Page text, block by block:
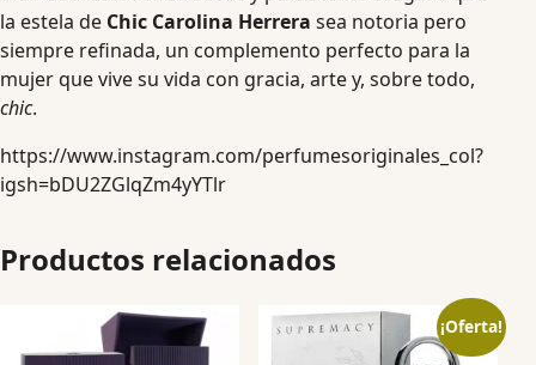
la estela de Chic Carolina Herrera sea notoria pero
siempre refinada, un complemento perfecto para la
mujer que vive su vida con gracia, arte y, sobre todo,
chic.
https://www.instagram.com/perfumesoriginales_col?
igsh=bDU2ZGlqZm4yYTlr
Productos relacionados
¡Oferta!